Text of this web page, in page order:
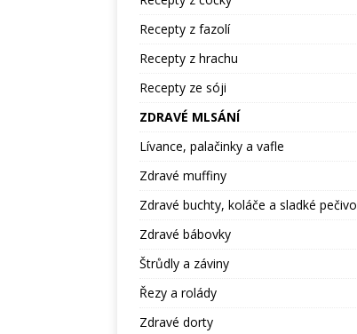
Recepty z fazolí
Recepty z hrachu
Recepty ze sóji
ZDRAVÉ MLSÁNÍ
Lívance, palačinky a vafle
Zdravé muffiny
Zdravé buchty, koláče a sladké pečivo
Zdravé bábovky
Štrůdly a záviny
Řezy a rolády
Zdravé dorty